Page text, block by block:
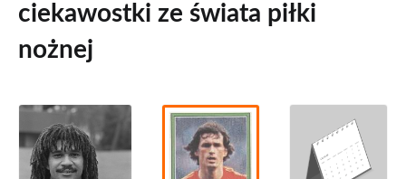
ciekawostki ze świata piłki
nożnej